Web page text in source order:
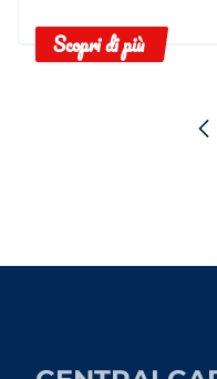
Scopri di più